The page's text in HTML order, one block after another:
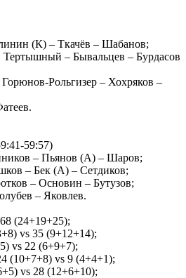
(К) – Ткачёв – Шабанов;
– Бывальцев – Бурдасов
Рольгизер – Хохряков –
59:57)
– Пьянов (А) – Шаров;
– Бек (А) – Сетдиков;
– Основин – Бутузов;
– Яковлев.
(24+19+25);
vs 35 (9+12+14);
vs 22 (6+9+7);
(10+7+8) vs 9 (4+4+1);
vs 28 (12+6+10);